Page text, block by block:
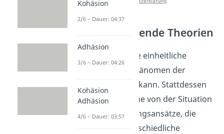
Zugrunde liegende Theorien
Bisher gibt es keine einheitliche
Theorie, die das Phänomen der
Adhäsion erklären kann. Stattdessen
gibt es verschiedene von der Situation
abhängige Erklärungsansätze, die
zwar alle auf unterschiedliche
Kohäsion
2/6 – Dauer: 04:37
Adhäsion
3/6 – Dauer: 04:26
Kohäsion
Adhäsion
4/6 – Dauer: 03:57